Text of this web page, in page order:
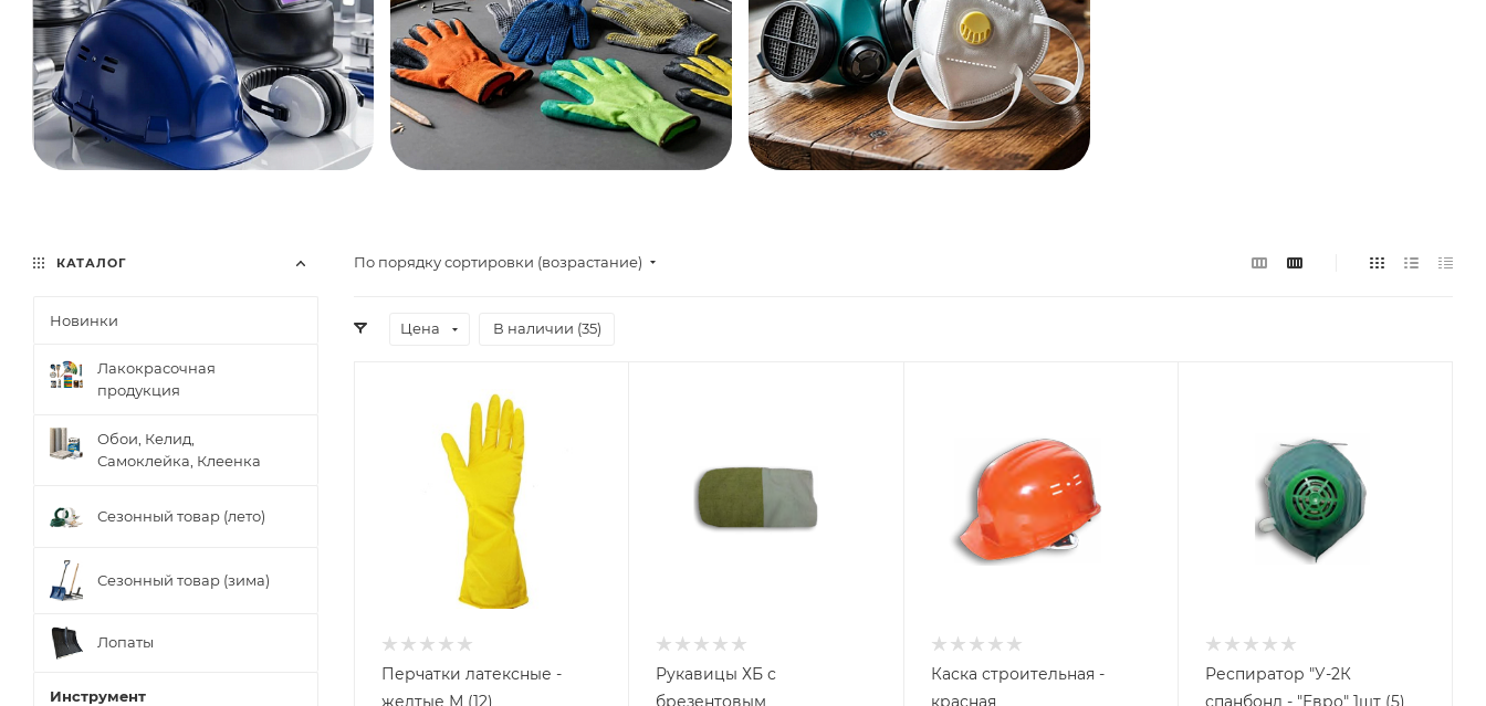
По порядку сортировки (возрастание)
Цена В наличии (35)
Перчатки латексные -
желтые М (12)
Рукавицы ХБ с
брезентовым
Каска строительная -
красная
Респиратор "У-2К
спанбонд - "Евро" 1шт (5)
КАТАЛОГ
Новинки
Лакокрасочная
продукция
Обои, Келид,
Самоклейка, Клеенка
Сезонный товар (лето)
Сезонный товар (зима)
Лопаты
Инструмент